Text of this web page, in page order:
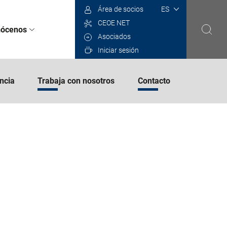
Select
Área de socios
CEOE NET
Asociados
Iniciar sesión
Trabaja con nosotros Contacto